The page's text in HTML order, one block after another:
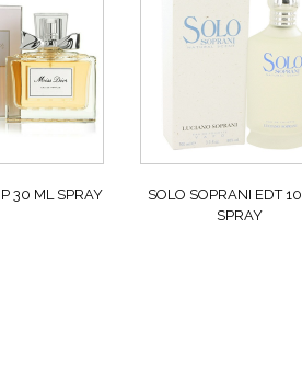
30 ML SPRAY
SOLO SOPRANI EDT
SPRAY